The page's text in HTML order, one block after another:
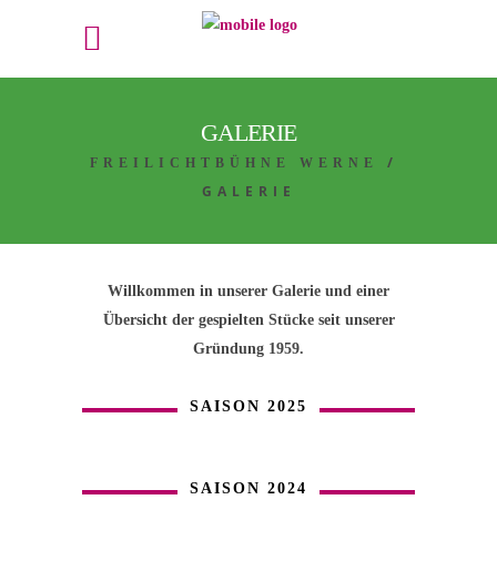
GALERIE
FREILICHTBÜHNE WERNE
/
GALERIE
Willkommen in unserer Galerie und einer
Übersicht der gespielten Stücke seit unserer
Gründung 1959.
SAISON 2025
SAISON 2024